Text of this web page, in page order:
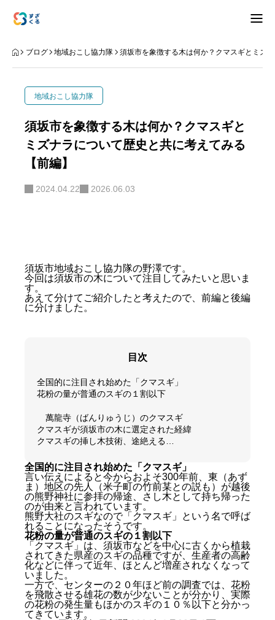
アバウト
ナリワイ
プライバシーポリシー
ブログ 地域おこし協力隊 須坂市を象徴する木は何か？クマスギとミズ
地域おこし協力隊
須坂市を象徴する木は何か？クマスギと
ミズナラについて歴史と共に考えてみる
【前編】
2024.04.22 2026.06.03
須坂市地域おこし協力隊の野澤です。
今回は須坂市の木について注目してみたいと思いま
す。
あえて分けてご紹介したと考えたので、前編と後編
に分けました。
目次
全国的に注目され始めた「クマスギ」
花粉の量が普通のスギの１割以下
萬龍寺（ばんりゅうじ）のクマスギ
クマスギが須坂市の木に選定された経緯
クマスギの挿し木技術、途絶える…
全国的に注目され始めた「クマスギ」
言い伝えによると今からおよそ300年前、東（あず
ま）地区の先人（米子町の竹前某との説も）が越後
の熊野神社に参拝の帰途、さし木として持ち帰った
のが由来と言われています。
熊野大社のスギなので「クマスギ」という名で呼ば
れることになったそうです。
花粉の量が普通のスギの１割以下
「クマスギ」は、須坂市などを中心に古くから植栽
されてきた県産のスギの品種ですが、生産者の高齢
化などに伴って近年、ほとんど増産されなくなって
いました。
一方で、センターの２０年ほど前の調査では、花粉
を飛散させる雄花の数が少ないことが分かり、実際
の花粉の発生量もほかのスギの１０％以下と分かっ
てきています。